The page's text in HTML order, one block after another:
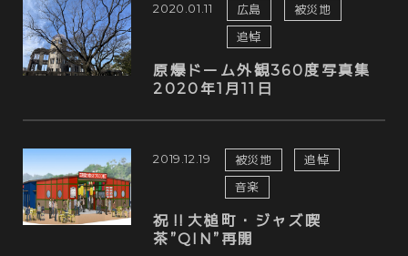
2020.01.11 広島
被災地
追悼
原爆ドーム外観360度写真集
2020年1月11日
2019.12.19 被災地
追悼
音楽
祝‼️大槌町・ジャズ喫
茶”QIN”再開